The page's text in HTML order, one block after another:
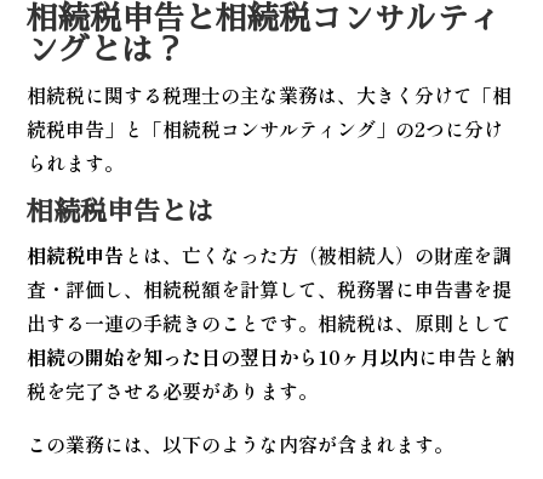
相続税申告と相続税コンサルティ
ングとは？
相続税に関する税理士の主な業務は、大きく分けて「相
続税申告」と「相続税コンサルティング」の2つに分け
られます。
相続税申告とは
相続税申告 とは、亡くなった方（被相続人）の財産を調
査・評価し、相続税額を計算して、税務署に申告書を提
出する一連の手続きのことです。相続税は、原則として
相続の開始を知った日の翌日から10ヶ月以内に申告と納
税を完了させる必要があります。
この業務には、以下のような内容が含まれます。